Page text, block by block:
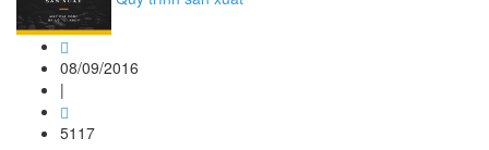
08/09/2016
|
5117